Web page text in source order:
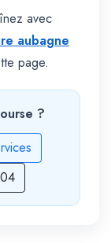
avec
aubagne
page.
?